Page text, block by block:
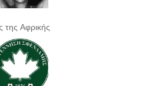
της Αφρικής